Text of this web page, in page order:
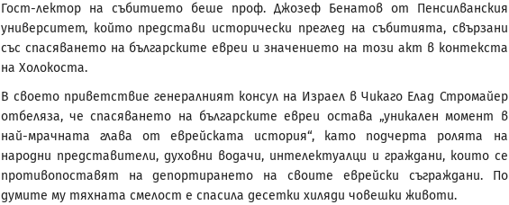
Гост-лектор на събитието беше проф. Джозеф Бенатов от Пенсилванския
университет, който представи исторически преглед на събитията, свързани
със спасяването на българските евреи и значението на този акт в контекста
на Холокоста.
В своето приветствие генералният консул на Израел в Чикаго Елад Стромайер
отбеляза, че спасяването на българските евреи остава „уникален момент в
най-мрачната глава от еврейската история“, като подчерта ролята на
народни представители, духовни водачи, интелектуалци и граждани, които се
противопоставят на депортирането на своите еврейски съграждани. По
думите му тяхната смелост е спасила десетки хиляди човешки животи.